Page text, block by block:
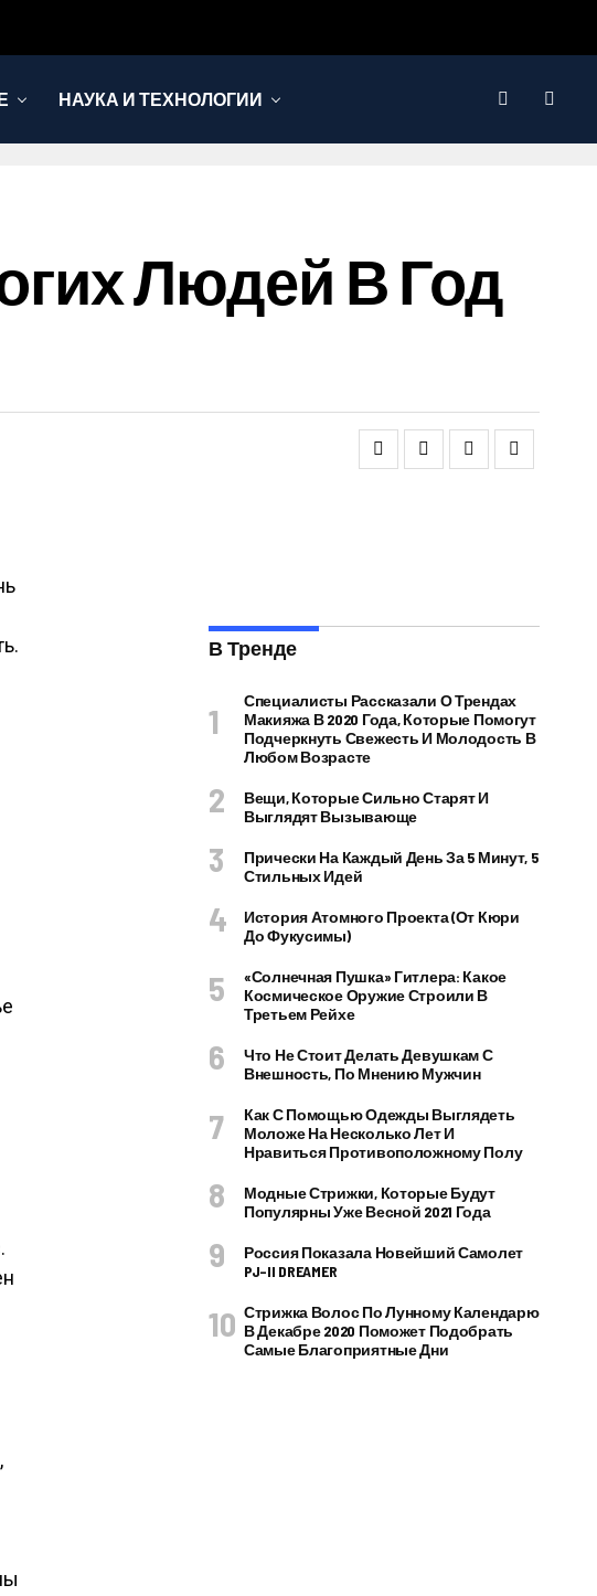
НАУКА И ТЕХНОЛОГИИ
Людей В Год
В Тренде
Специалисты Рассказали О Трендах
Макияжа В 2020 Года, Которые Помогут
Подчеркнуть Свежесть И Молодость В
Любом Возрасте
Вещи, Которые Сильно Старят И
Выглядят Вызывающе
Прически На Каждый День За 5 Минут, 5
Стильных Идей
История Атомного Проекта (от Кюри
До Фукусимы)
«Солнечная Пушка» Гитлера: Какое
Космическое Оружие Строили В
Третьем Рейхе
Что Не Стоит Делать Девушкам С
Внешность, По Мнению Мужчин
Как С Помощью Одежды Выглядеть
Моложе На Несколько Лет И
Нравиться Противоположному Полу
Модные Стрижки, Которые Будут
Популярны Уже Весной 2021 Года
Россия Показала Новейший Самолет
PJ–II DREAMER
Стрижка Волос По Лунному Календарю
В Декабре 2020 Поможет Подобрать
Самые Благоприятные Дни